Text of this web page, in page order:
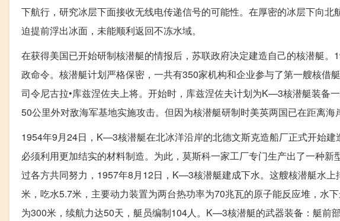
下航行，研究冰层下面接收无线电传递信号的可能性。在厚密的冰层下向
迫提前浮出冰面，未能顺利返回不冻水域。
在获得美国已开始研制核潜艇的情报后，苏联政府决定建造自己的核潜艇
政命令。核潜艇计划严格保密，一共有350家机构和企业参与了第一艘核借
司令尼古拉•库兹涅佐夫上将。开始时，库兹涅佐夫计划为K—3核潜艇装备
50公里外对敌海军基地实施攻击。但因为核潜艇研制时美英两国已在距离海
1954年9月24日，K—3核潜艇在北冰洋沿岸的北德文斯克造船厂正式开始
必须利用更加结实的材料制造。为此，莫斯科一家工厂专门生产出了一种
过各方共同努力，1957年8月12日，K—3核潜艇建成下水。这艘核潜艇水
米，吃水5.7米，主要动力装置为两台热功率为70兆瓦的原子能反应堆，水
为300米，续航力达50天，艇员编制104人。K—3核潜艇的武器装备：艇前